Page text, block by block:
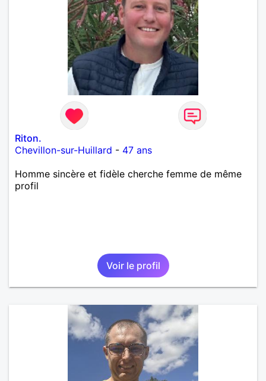
Riton.
Chevillon-sur-Huillard - 47 ans
Homme sincère et fidèle cherche femme de même
profil
Voir le profil